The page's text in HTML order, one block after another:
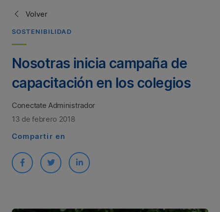
Volver
SOSTENIBILIDAD
Nosotras inicia campaña de
capacitación en los colegios
Conectate Administrador
13 de febrero 2018
Compartir en